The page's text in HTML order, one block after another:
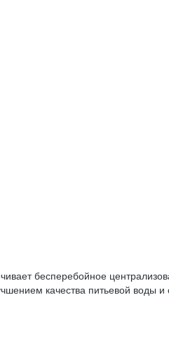
бесперебойное
качества питьевой воды и